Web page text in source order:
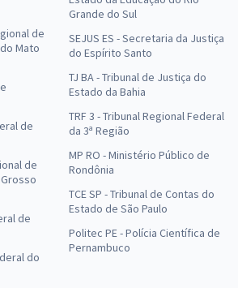
de
Mato
de
de
de
do
Grande do Sul
SEJUS ES - Secretaria da Justiça
do Espírito Santo
TJ BA - Tribunal de Justiça do
Estado da Bahia
TRF 3 - Tribunal Regional Federal
da 3ª Região
MP RO - Ministério Público de
Rondônia
TCE SP - Tribunal de Contas do
Estado de São Paulo
Politec PE - Polícia Científica de
Pernambuco